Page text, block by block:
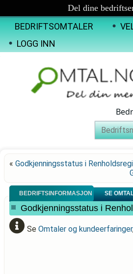
Del dine
BEDRIFTSOMTALER
LOGG INN
« Godkjenningsstatus i
BEDRIFTSINFORMASJON SE
Godkjenningsstatus i
Se Omtaler og kundeerfaringer